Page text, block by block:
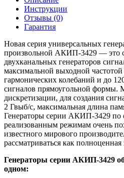
Инструкции
Отзывы (0)
Гарантия
Новая серия универсальных
произвольной АКИП-3429 — это
двухканальных генераторов
максимальной выходной
гармонических колебаний и до
сигналов прямоугольной формы.
дискретизации, для создания
2 Гвыб/с, максимальная длина
Генераторы серии АКИП-3429 по
реализованным режимам очень
известного мирового
рассматриваться как полноценная
Генераторы серии АКИП-3429
одном: